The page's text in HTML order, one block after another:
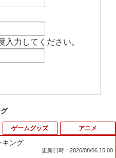
入力してください。
キング
更新日時：2026/08/06 15:00
ゲームグッズ アニメ